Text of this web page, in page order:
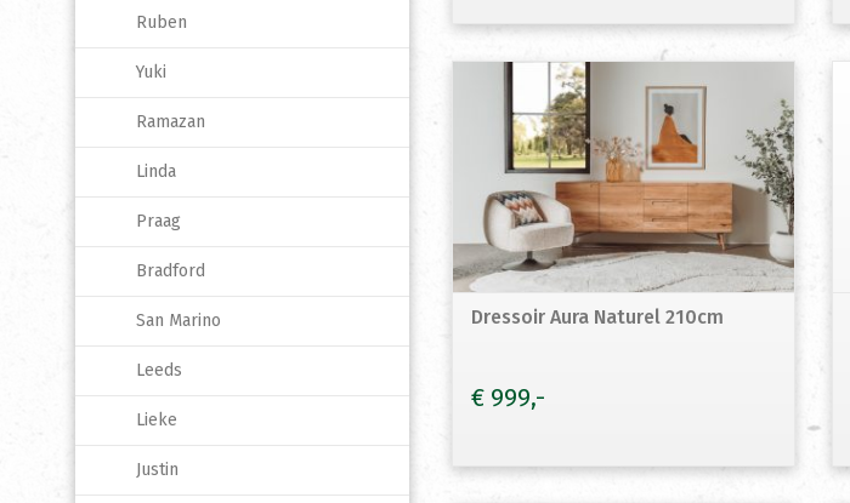
Dressoir Aura Naturel 210cm
€ 999
Ruben
Yuki
Ramazan
Linda
Praag
Bradford
San Marino
Leeds
Lieke
Justin